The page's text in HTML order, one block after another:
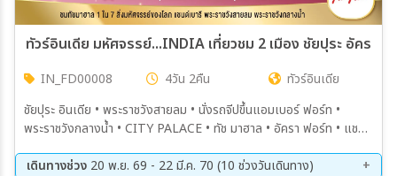
ถึงวันที่
เฉพาะเดือน
เฉพาะเทศกาล
ทัวร์อินเดีย มหัศจรรย์...INDIA เที่ยวชม 2 เมือง ชัยปุระ อัครา 4
IN_FD00008 4วัน 2คืน
ทัวร์อินเดีย
ชัยปุระ อินเดีย • พระราชวังสายลม • นั่งรถจีปขึ้นแอมเบอร์ ฟอร์ท •
พระราชวังกลางน้ำ • CITY PALACE • ทัช มาฮาล • อัครา ฟอร์ท • แชนด์
เดินทางช่วง 20 พ.ย. 69 - 22 มี.ค. 70 (10 ช่วงวันเดินทาง)